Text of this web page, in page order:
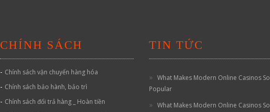
CHÍNH SÁCH
- Chính sách vận chuyển hàng hóa
- Chính sách bảo hành, bảo trì
- Chính sách đổi trả hàng _ Hoàn tiền
TIN TỨC
What Makes Modern Online Casinos So
Popular
What Makes Modern Online Casinos So